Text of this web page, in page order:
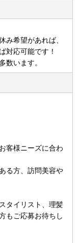
み希望があれば、
対応可能です！
数います。
客様ニーズに合わ
る方、訪問美容や
タイリスト、理髪
もご応募お待ちし